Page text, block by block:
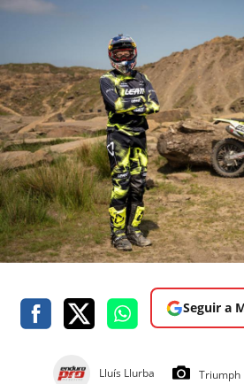
Seguir a
Lluís Llurba Triumph